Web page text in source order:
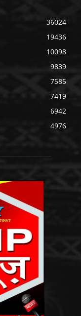
36024
19436
10098
9839
7585
7419
6942
4976